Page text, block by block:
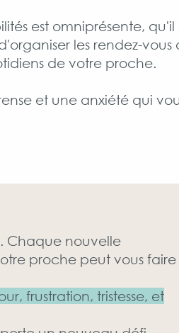
est omniprésente, qu'il
les rendez-vous
de votre proche.
et une anxiété qui
Chaque nouvelle
proche peut vous faire
frustration, tristesse, et